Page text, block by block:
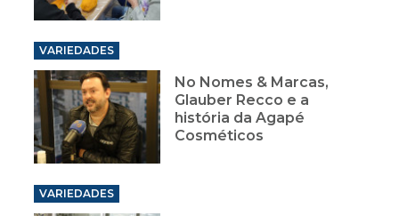
VARIEDADES
No Nomes & Marcas,
Glauber Recco e a
história da Agapé
Cosméticos
VARIEDADES